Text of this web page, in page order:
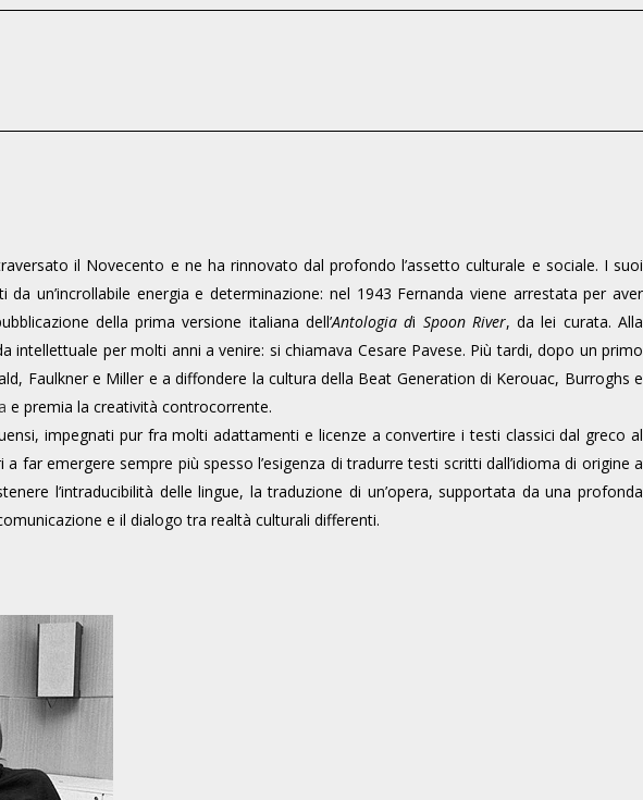
il Novecento e ne ha rinnovato dal profondo l’assetto culturale e sociale. I suoi
un’incrollabile energia e determinazione: nel 1943 Fernanda viene arrestata per aver
della prima versione italiana dell’Antologia di Spoon River, da lei curata. Alla
per molti anni a venire: si chiamava Cesare Pavese. Più tardi, dopo un primo
Faulkner e Miller e a diffondere la cultura della Beat Generation di Kerouac, Burroghs e
e premia la creatività controcorrente.
impegnati pur fra molti adattamenti e licenze a convertire i testi classici dal greco al
emergere sempre più spesso l’esigenza di tradurre testi scritti dall’idioma di origine a
l’intraducibilità delle lingue, la traduzione di un’opera, supportata da una profonda
e il dialogo tra realtà culturali differenti.